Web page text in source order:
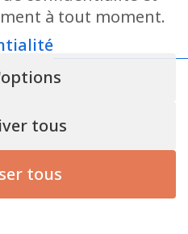
à tout moment.
tous
tous